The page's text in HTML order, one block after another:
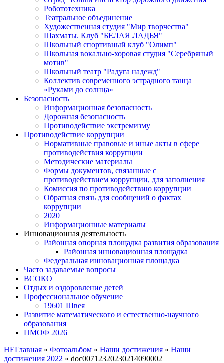
Робототехника
Театральное объединение
Художественная студия "Мир творчества"
Шахматы. Клуб "БЕЛАЯ ЛАДЬЯ"
Школьный спортивный клуб "Олимп"
Школьная вокально-хоровая студия "Серебряный
мотив"
Школьный театр "Радуга надежд"
Коллектив современного эстрадного танца
«Руками до солнца»
Безопасность
Информационная безопасность
Дорожная безопасность
Противодействие экстремизму
Противодействие коррупции
Нормативные правовые и иные акты в сфере
противодействия коррупции
Методические материалы
Формы документов, связанные с
противодействием коррупции, для заполнения
Комиссия по противодействию коррупции
Обратная связь для сообщений о фактах
коррупции
2020
Информационные материалы
Инновационная деятельность
Районная опорная площадка развития образования
Районная инновационная площадка
Федеральная инновационная площадка
Часто задаваемые вопросы
ВСОКО
Отдых и оздоровление детей
Профессиональное обучение
19601 Швея
Развитие математического и естественно-научного
образования
ПМОФ 2026
НЕГлавная » Фотоальбом » Наши достижения » Наши
достижения 2022 » doc00712320230214090002